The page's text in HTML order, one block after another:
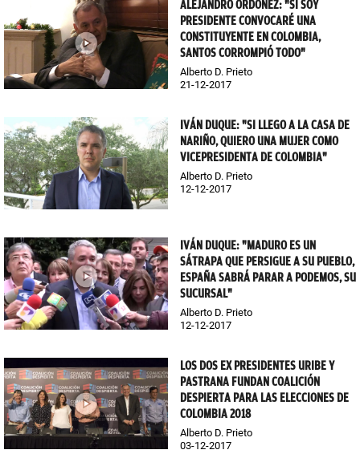
ALEJANDRO ORDÓÑEZ: "SI SOY
PRESIDENTE CONVOCARÉ UNA
CONSTITUYENTE EN COLOMBIA,
SANTOS CORROMPIÓ TODO"
Alberto D. Prieto
21-12-2017
IVÁN DUQUE: "SI LLEGO A LA CASA DE
NARIÑO, QUIERO UNA MUJER COMO
VICEPRESIDENTA DE COLOMBIA"
Alberto D. Prieto
12-12-2017
IVÁN DUQUE: "MADURO ES UN
SÁTRAPA QUE PERSIGUE A SU PUEBLO,
ESPAÑA SABRÁ PARAR A PODEMOS, SU
SUCURSAL"
Alberto D. Prieto
12-12-2017
LOS DOS EX PRESIDENTES URIBE Y
PASTRANA FUNDAN COALICIÓN
DESPIERTA PARA LAS ELECCIONES DE
COLOMBIA 2018
Alberto D. Prieto
03-12-2017